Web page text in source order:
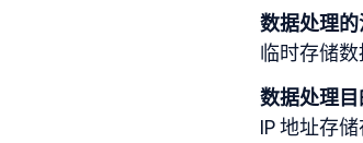
数据处理
临时存储
数据处理
IP 地址存